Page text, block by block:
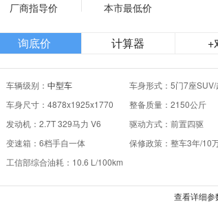
厂商指导价
本市最低价
询底价 计算器 +
车辆级别： 中型车
车身形式：5门7座SUV/
车身尺寸：4878x1925x1770
整备质量：2150公斤
发动机：2.7T 329马力 V6
驱动方式：前置四驱
变速箱：6档手自一体
保修政策：整车3年/10
工信部综合油耗：10.6 L/100km
查看详细参